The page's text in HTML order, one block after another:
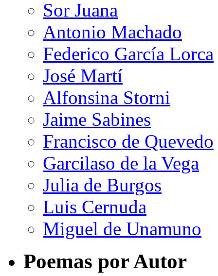
Sor Juana
Antonio Machado
Federico García Lorca
José Martí
Alfonsina Storni
Jaime Sabines
Francisco de Quevedo
Garcilaso de la Vega
Julia de Burgos
Luis Cernuda
Miguel de Unamuno
Poemas por Autor